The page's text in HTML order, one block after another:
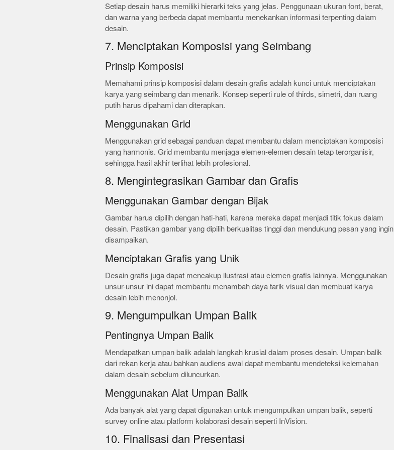
Setiap desain harus memiliki hierarki teks yang jelas. Penggunaan ukuran font, berat,
dan warna yang berbeda dapat membantu menekankan informasi terpenting dalam
desain.
7. Menciptakan Komposisi yang Seimbang
Prinsip Komposisi
Memahami prinsip komposisi dalam desain grafis adalah kunci untuk menciptakan
karya yang seimbang dan menarik. Konsep seperti rule of thirds, simetri, dan ruang
putih harus dipahami dan diterapkan.
Menggunakan Grid
Menggunakan grid sebagai panduan dapat membantu dalam menciptakan komposisi
yang harmonis. Grid membantu menjaga elemen-elemen desain tetap terorganisir,
sehingga hasil akhir terlihat lebih profesional.
8. Mengintegrasikan Gambar dan Grafis
Menggunakan Gambar dengan Bijak
Gambar harus dipilih dengan hati-hati, karena mereka dapat menjadi titik fokus dalam
desain. Pastikan gambar yang dipilih berkualitas tinggi dan mendukung pesan yang ingin
disampaikan.
Menciptakan Grafis yang Unik
Desain grafis juga dapat mencakup ilustrasi atau elemen grafis lainnya. Menggunakan
unsur-unsur ini dapat membantu menambah daya tarik visual dan membuat karya
desain lebih menonjol.
9. Mengumpulkan Umpan Balik
Pentingnya Umpan Balik
Mendapatkan umpan balik adalah langkah krusial dalam proses desain. Umpan balik
dari rekan kerja atau bahkan audiens awal dapat membantu mendeteksi kelemahan
dalam desain sebelum diluncurkan.
Menggunakan Alat Umpan Balik
Ada banyak alat yang dapat digunakan untuk mengumpulkan umpan balik, seperti
survey online atau platform kolaborasi desain seperti InVision.
10. Finalisasi dan Presentasi